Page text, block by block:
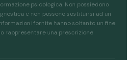
psicologica. Non possiedono
e non possono sostituirsi ad un
fornite hanno soltanto un fine
rappresentare una prescrizione